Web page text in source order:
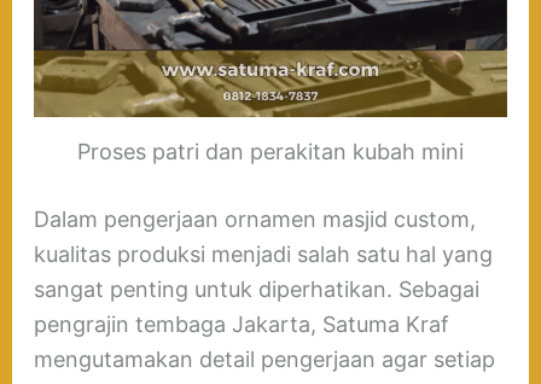
Proses patri dan perakitan kubah mini
Dalam pengerjaan ornamen masjid custom,
kualitas produksi menjadi salah satu hal yang
sangat penting untuk diperhatikan. Sebagai
pengrajin tembaga Jakarta, Satuma Kraf
mengutamakan detail pengerjaan agar setiap